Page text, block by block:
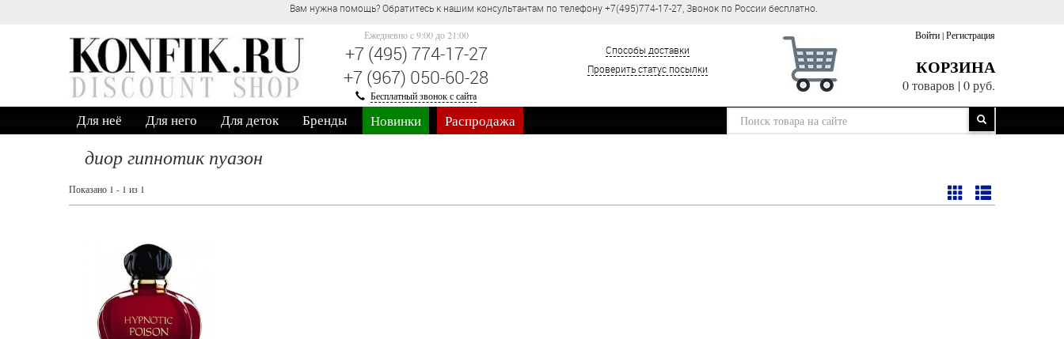
Вам нужна помощь? Обратитесь к нашим консультантам по телефону +7(495)774-17-27, Звонок по России бесплатно.
Ежедневно c 9:00 до 21:00
+7 (495) 774-17-27
+7 (967) 050-60-28
Бесплатный звонок с сайта
Способы доставки
Проверить статус посылки
Войти|Регистрация
КОРЗИНА
0 товаров |0 руб.
Для неё Для него Для деток Бренды Новинки Распродажа
диор гипнотик пуазон
Показано 1 - 1 из 1